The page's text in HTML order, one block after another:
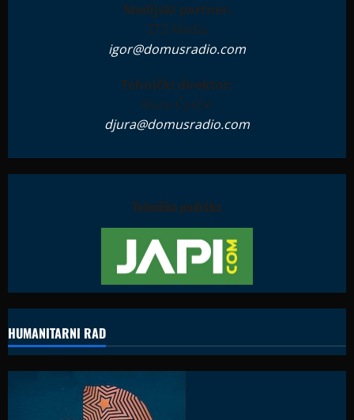
Medijski partner:
ZTZ Media
igor@domusradio.com
Tehnički direktor:
Đura Ćurčić
djura@domusradio.com
Tehnička podrška
HUMANITARNI RAD